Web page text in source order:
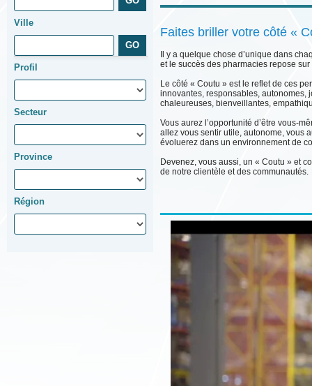
Ville
Profil
Secteur
Province
Région
Faites briller votre côté «
Il y a quelque chose d’unique dans
et le succès des pharmacies repose
Le côté « Coutu » est le reflet de ces
innovantes, responsables, autonomes,
chaleureuses, bienveillantes,
Vous aurez l’opportunité d’être vous-
allez vous sentir utile, autonome, vous
évoluerez dans un environnement de
Devenez, vous aussi, un « Coutu » et
de notre clientèle et des communautés.